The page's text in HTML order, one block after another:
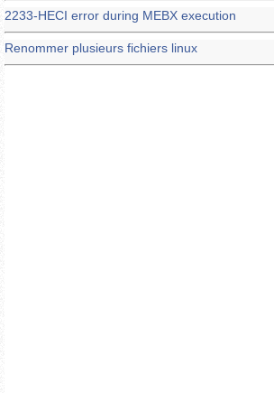
2233-HECI error during MEBX execution
Renommer plusieurs fichiers linux